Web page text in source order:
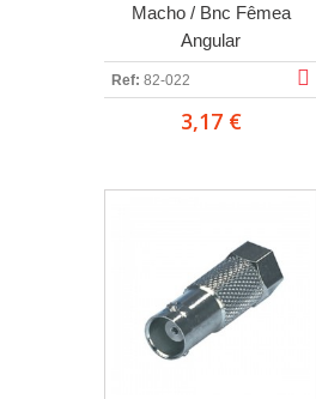
Macho / Bnc Fêmea
Angular
Ref: 82-022
3,17 €